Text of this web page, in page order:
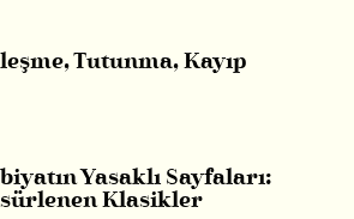
Tutunma, Kayıp
Yasaklı Sayfaları:
Klasikler